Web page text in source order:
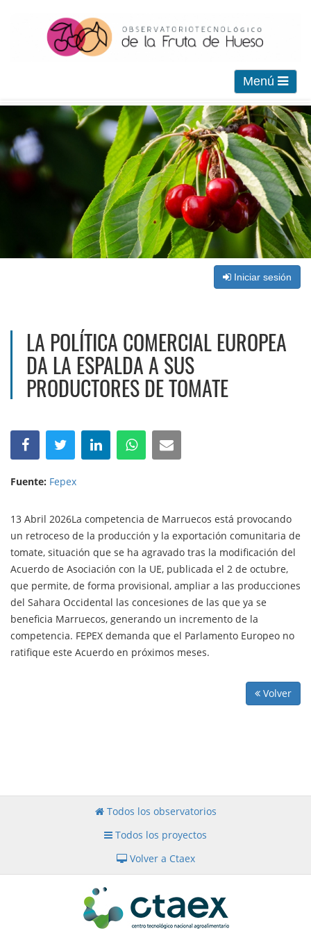
Menú
Iniciar sesión
LA POLÍTICA COMERCIAL EUROPEA
DA LA ESPALDA A SUS
PRODUCTORES DE TOMATE
Fuente: Fepex
13 Abril 2026La competencia de Marruecos está provocando
un retroceso de la producción y la exportación comunitaria de
tomate, situación que se ha agravado tras la modificación del
Acuerdo de Asociación con la UE, publicada el 2 de octubre,
que permite, de forma provisional, ampliar a las producciones
del Sahara Occidental las concesiones de las que ya se
beneficia Marruecos, generando un incremento de la
competencia. FEPEX demanda que el Parlamento Europeo no
ratifique este Acuerdo en próximos meses.
Volver
Todos los observatorios
Todos los proyectos
Volver a Ctaex